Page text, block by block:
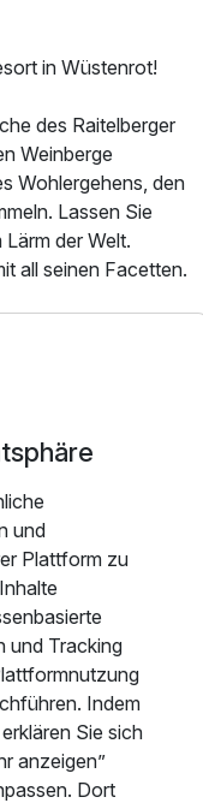
p.P. ab264,00 €
in Wüstenrot!
des Raitelberger
Weinberge
Wohlergehens, den
Lassen Sie
der Welt.
all seinen Facetten.
umliegenden
lichtdurchflutete
Die 70
Suiten bieten
ein
Wert auf
mit
Wir lieben das
Freude und
Resort.
und
Plattform zu
und Tracking
Indem
Sie sich
anzeigen”
Dort